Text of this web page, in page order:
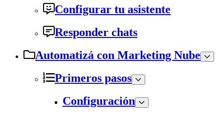
Configurar tu asistente
Responder chats
Automatizá con Marketing Nube
Primeros pasos
Configuración